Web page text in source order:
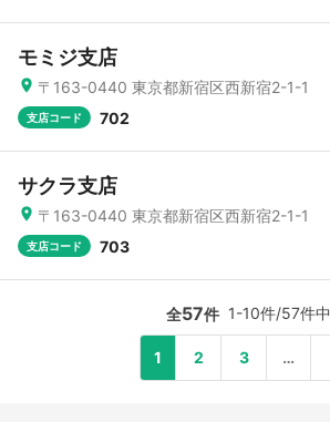
モミジ支店
〒163-0440 東京都新宿区西新宿2-1-1
支店コード 702
サクラ支店
〒163-0440 東京都新宿区西新宿2-1-1
支店コード 703
全57件 1-10件/57件中
1 2 3 …